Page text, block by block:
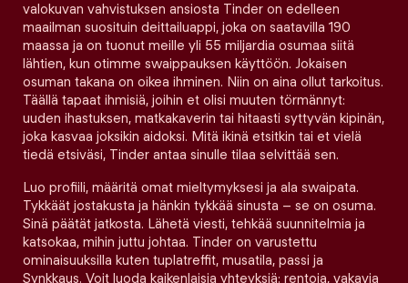
valokuvan vahvistuksen ansiosta Tinder on edelleen
maailman suosituin deittailuappi, joka on saatavilla 190
maassa ja on tuonut meille yli 55 miljardia osumaa siitä
lähtien, kun otimme swaippauksen käyttöön. Jokaisen
osuman takana on oikea ihminen. Niin on aina ollut tarkoitus.
Täällä tapaat ihmisiä, joihin et olisi muuten törmännyt:
uuden ihastuksen, matkakaverin tai hitaasti syttyvän kipinän,
joka kasvaa joksikin aidoksi. Mitä ikinä etsitkin tai et vielä
tiedä etsiväsi, Tinder antaa sinulle tilaa selvittää sen.
Luo profiili, määritä omat mieltymyksesi ja ala swaipata.
Tykkäät jostakusta ja hänkin tykkää sinusta – se on osuma.
Sinä päätät jatkosta. Lähetä viesti, tehkää suunnitelmia ja
katsokaa, mihin juttu johtaa. Tinder on varustettu
ominaisuuksilla kuten tuplatreffit, musatila, passi ja
Synkkaus. Voit luoda kaikenlaisia yhteyksiä: rentoja, vakavia